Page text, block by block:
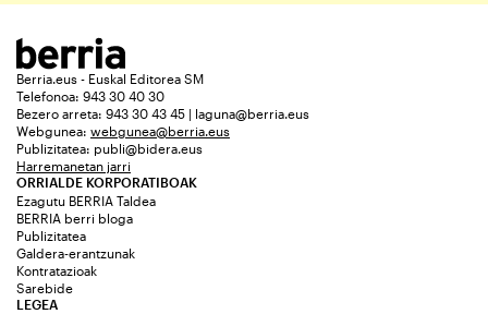
Berria.eus - Euskal Editorea SM
Telefonoa: 943 30 40 30
Bezero arreta: 943 30 43 45 | laguna@berria.eus
Webgunea: webgunea@berria.eus
Publizitatea: publi@bidera.eus
Harremanetan jarri
ORRIALDE KORPORATIBOAK
Ezagutu BERRIA Taldea
BERRIA berri bloga
Publizitatea
Galdera-erantzunak
Kontratazioak
Sarebide
LEGEA